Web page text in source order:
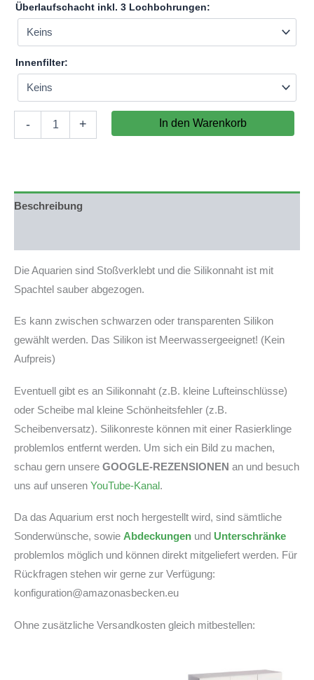
Überlaufschacht inkl. 3 Lochbohrungen:
Innenfilter:
-
180x65x40cm
Lager)
+ In den Warenkorb
Beschreibung
Die Aquarien sind Stoßverklebt und die Silikonnaht ist mit
Spachtel sauber abgezogen.
Es kann zwischen schwarzen oder transparenten Silikon
gewählt werden. Das Silikon ist Meerwassergeeignet! (Kein
Aufpreis)
Eventuell gibt es an Silikonnaht (z.B. kleine Lufteinschlüsse)
oder Scheibe mal kleine Schönheitsfehler (z.B.
Scheibenversatz). Silikonreste können mit einer Rasierklinge
problemlos entfernt werden. Um sich ein Bild zu machen,
schau gern unsere GOOGLE-REZENSIONEN an und besuch
uns auf unseren YouTube-Kanal.
Da das Aquarium erst noch hergestellt wird, sind sämtliche
Sonderwünsche, sowie Abdeckungen und Unterschränke
problemlos möglich und können direkt mitgeliefert werden. Für
Rückfragen stehen wir gerne zur Verfügung:
konfiguration@amazonasbecken.eu
Ohne zusätzliche Versandkosten gleich mitbestellen: